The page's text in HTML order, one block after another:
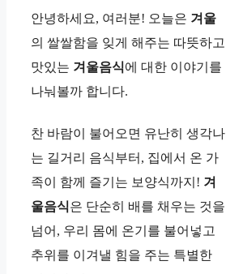
안녕하세요, 여러분! 오늘은 겨울
의 쌀쌀함을 잊게 해주는 따뜻하고
맛있는 겨울음식에 대한 이야기를
나눠볼까 합니다.
찬 바람이 불어오면 유난히 생각나
는 길거리 음식부터, 집에서 온 가
족이 함께 즐기는 보양식까지! 겨
울음식은 단순히 배를 채우는 것을
넘어, 우리 몸에 온기를 불어넣고
추위를 이겨낼 힘을 주는 특별한